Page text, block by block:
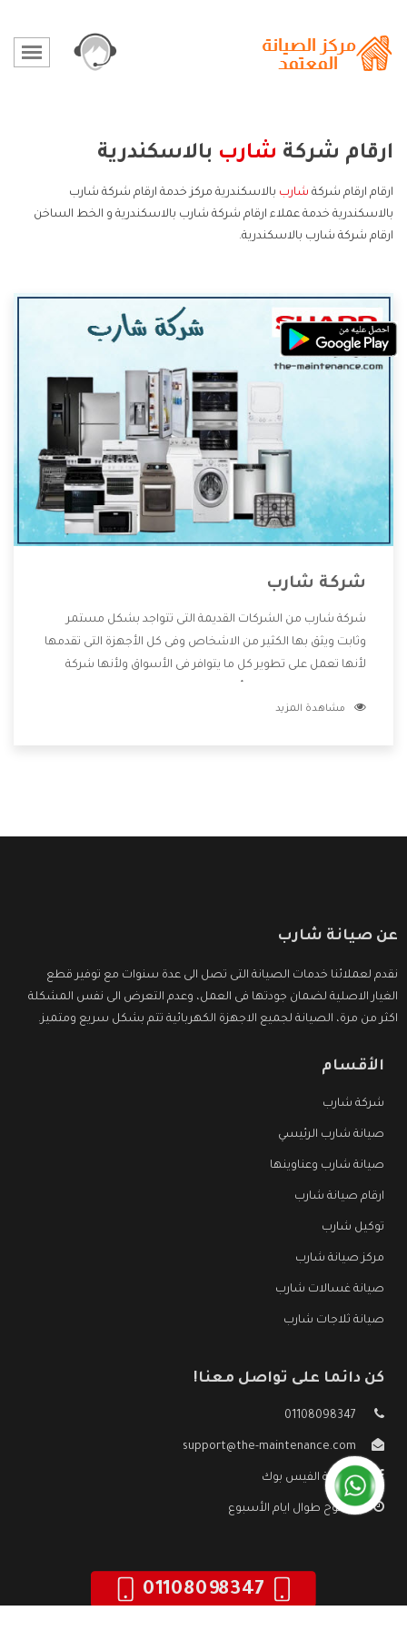
ارقام شركة شارب بالاسكندرية
ارقام ارقام شركة شارب بالاسكندرية مركز خدمة ارقام شركة شارب
بالاسكندرية خدمة عملاء ارقام شركة شارب بالاسكندرية و الخط الساخن
ارقام شركة شارب بالاسكندرية.
شركة شارب
شركة شارب من الشركات القديمة التى تتواجد بشكل مستمر
وثابت ويثق بها الكثير من الاشخاص وفى كل الأجهزة التى تقدمها
لأنها تعمل على تطوير كل ما يتوافر فى الأسواق ولأنها شركة
وتقدم للعملاء أقوى العروض والخصومات التى تسهل على
مشاهدة المزيد
عن صيانة شارب
نقدم لعملائنا خدمات الصيانة التى تصل الى عدة سنوات مع توفير قطع
الغيار الاصلية لضمان جودتها فى العمل، وعدم التعرض الى نفس المشكلة
اكثر من مرة، الصيانة لجميع الاجهزة الكهربائية تتم بشكل سريع ومتميز.
الأقسام
شركة شارب
صيانة شارب الرئيسي
صيانة شارب وعناوينها
ارقام صيانة شارب
توكيل شارب
مركز صيانة شارب
صيانة غسالات شارب
صيانة ثلاجات شارب
كن دائما على تواصل معنا!
01108098347
support@the-maintenance.com
صفحة الفيس بوك
مفتوح طوال ايام الأسبوع
01108098347